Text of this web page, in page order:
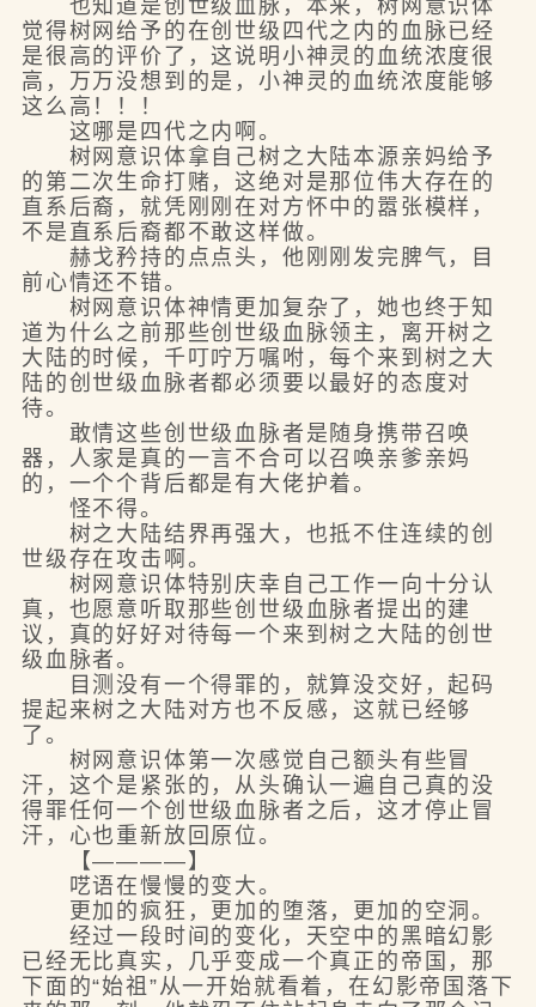
也知道是创世级血脉，本来，树网意识体
觉得树网给予的在创世级四代之内的血脉已经
是很高的评价了，这说明小神灵的血统浓度很
高，万万没想到的是，小神灵的血统浓度能够
这么高！！！
这哪是四代之内啊。
树网意识体拿自己树之大陆本源亲妈给予
的第二次生命打赌，这绝对是那位伟大存在的
直系后裔，就凭刚刚在对方怀中的嚣张模样，
不是直系后裔都不敢这样做。
赫戈矜持的点点头，他刚刚发完脾气，目
前心情还不错。
树网意识体神情更加复杂了，她也终于知
道为什么之前那些创世级血脉领主，离开树之
大陆的时候，千叮咛万嘱咐，每个来到树之大
陆的创世级血脉者都必须要以最好的态度对
待。
敢情这些创世级血脉者是随身携带召唤
器，人家是真的一言不合可以召唤亲爹亲妈
的，一个个背后都是有大佬护着。
怪不得。
树之大陆结界再强大，也抵不住连续的创
世级存在攻击啊。
树网意识体特别庆幸自己工作一向十分认
真，也愿意听取那些创世级血脉者提出的建
议，真的好好对待每一个来到树之大陆的创世
级血脉者。
目测没有一个得罪的，就算没交好，起码
提起来树之大陆对方也不反感，这就已经够
了。
树网意识体第一次感觉自己额头有些冒
汗，这个是紧张的，从头确认一遍自己真的没
得罪任何一个创世级血脉者之后，这才停止冒
汗，心也重新放回原位。
【————】
呓语在慢慢的变大。
更加的疯狂，更加的堕落，更加的空洞。
经过一段时间的变化，天空中的黑暗幻影
已经无比真实，几乎变成一个真正的帝国，那
下面的“始祖”从一开始就看着，在幻影帝国落下